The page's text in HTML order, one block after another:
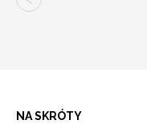
NA SKRÓTY